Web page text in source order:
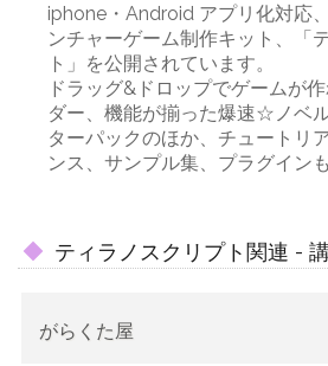
iphone・Android アプリ化対応
ンチャーゲーム制作キット、「
ト」を公開されています。
ドラッグ&ドロップでゲームが
ダー、機能が揃った爆速☆ノベ
ターパックのほか、チュートリ
ンス、サンプル集、プラグインも
ティラノスクリプト関連 -
がらくた屋